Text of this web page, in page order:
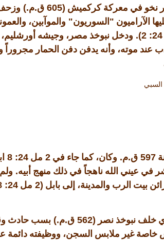
نخو في معركة كركميش (605 ق.م.) وزحف
الآراميون " السوريون" والموآبين،
24: 2). ودخل نبوخذ مصر، وجيشه
عند موته، وأنه يدفن دفن الحمار
597 ق.م. وكان، كما جاء في 2 مل 24: 8
في عيني الله ناهجاً في ذلك منهج أبيه.
بيت الرب والمدينة، إلى بابل (2 مل 24: 8-16
خلف نبوخذ نصر (562 ق.م.) بسب حادث
خاصة غير ملابس السجن، ووظيفته دائمة